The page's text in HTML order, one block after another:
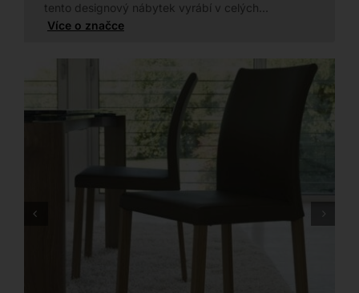
tento designový nábytek vyrábí v celých…
Více o značce